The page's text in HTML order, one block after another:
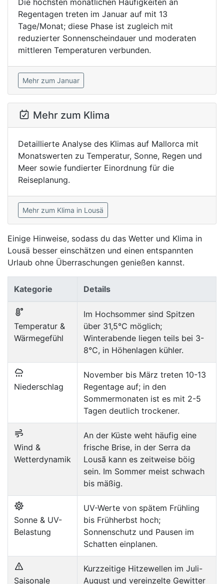
Regentagen treten im Januar auf mit 13
Tage/Monat; diese Phase ist zugleich mit
reduzierter Sonnenscheindauer und moderaten
mittleren Temperaturen verbunden.
Mehr zum Januar
Mehr zum Klima
Detaillierte Analyse des Klimas auf Mallorca mit
Monatswerten zu Temperatur, Sonne, Regen und
Meer sowie fundierter Einordnung für die
Reiseplanung.
Mehr zum Klima in Lousä
Einige Hinweise, sodass du das Wetter und Klima in
Lousä besser einschätzen und einen entspannten
Urlaub ohne Überraschungen genießen kannst.
Kategorie Details
Temperatur &
Wärmegefühl
Im Hochsommer sind Spitzen
über 31,5°C möglich;
Winterabende liegen teils bei 3-
8°C, in Höhenlagen kühler.
Niederschlag
November bis März treten 10-13
Regentage auf; in den
Sommermonaten ist es mit 2-5
Tagen deutlich trockener.
Wind &
Wetterdynamik
An der Küste weht häufig eine
frische Brise, in der Serra da
Lousã kann es zeitweise böig
sein. Im Sommer meist schwach
bis mäßig.
Sonne & UV-
Belastung
UV-Werte von spätem Frühling
bis Frühherbst hoch;
Sonnenschutz und Pausen im
Schatten einplanen.
Saisonale
Kurzzeitige Hitzewellen im Juli-
August und vereinzelte Gewitter